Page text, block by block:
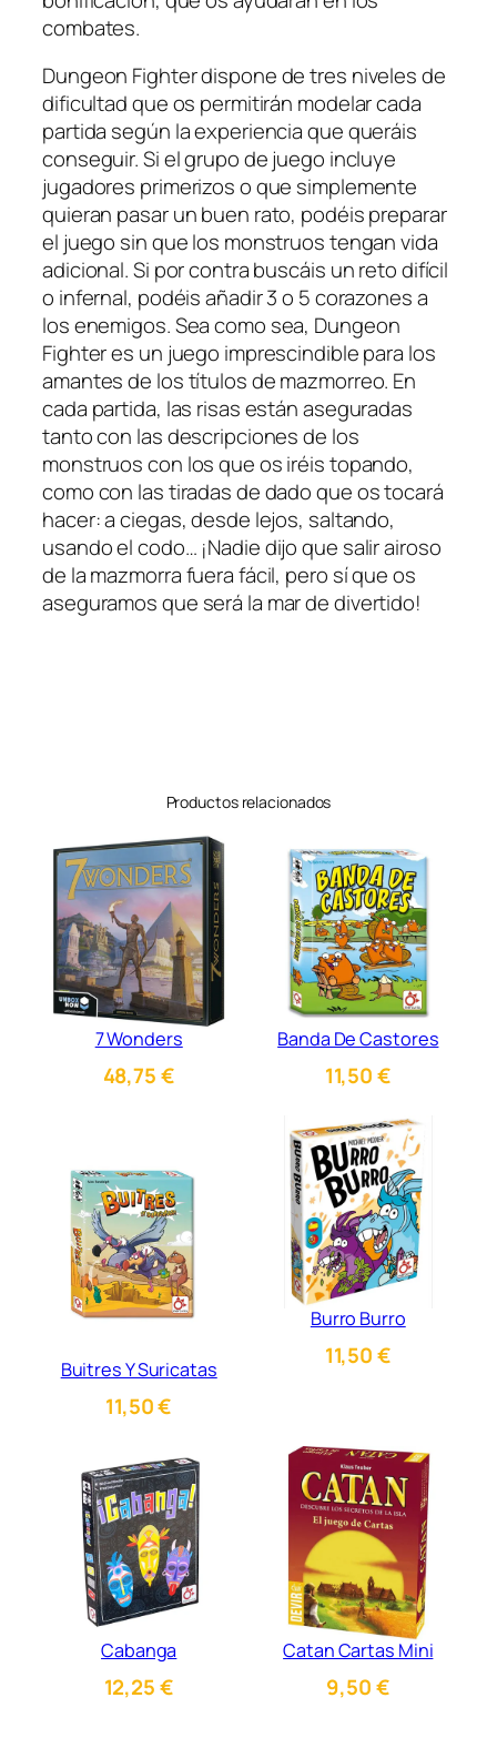
combates.
Dungeon Fighter dispone de tres niveles de
dificultad que os permitirán modelar cada
partida según la experiencia que queráis
conseguir. Si el grupo de juego incluye
jugadores primerizos o que simplemente
quieran pasar un buen rato, podéis preparar
el juego sin que los monstruos tengan vida
adicional. Si por contra buscáis un reto difícil
o infernal, podéis añadir 3 o 5 corazones a
los enemigos. Sea como sea, Dungeon
Fighter es un juego imprescindible para los
amantes de los títulos de mazmorreo. En
cada partida, las risas están aseguradas
tanto con las descripciones de los
monstruos con los que os iréis topando,
como con las tiradas de dado que os tocará
hacer: a ciegas, desde lejos, saltando,
usando el codo… ¡Nadie dijo que salir airoso
de la mazmorra fuera fácil, pero sí que os
aseguramos que será la mar de divertido!
Productos relacionados
7 Wonders
48,75€
Banda De Castores
11,50€
Buitres Y Suricatas
11,50€
Burro Burro
11,50€
Cabanga
12,25€
Catan Cartas Mini
9,50€